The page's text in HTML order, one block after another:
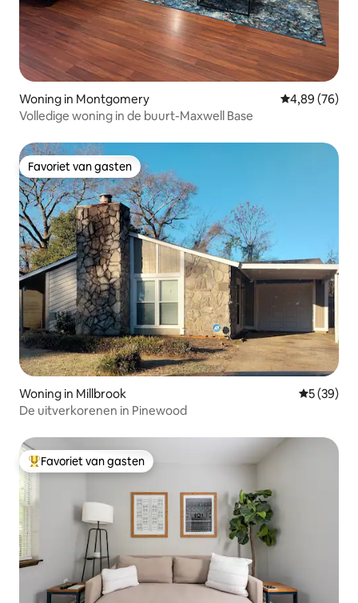
Woning in Montgomery Gemiddelde
4,89 (76)
Volledige woning in de buurt-Maxwell Base
Favoriet van gasten
Favoriet van gasten
Woning in Millbrook
5 (39)
De uitverkorenen in Pinewood
Topfavoriet van gasten
Favoriet van gasten